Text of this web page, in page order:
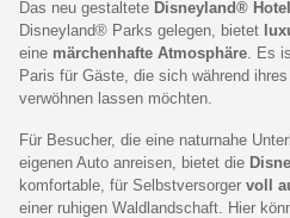
Das neu gestaltete Disneyland® Hotel
Disneyland® Parks gelegen, bietet
eine märchenhafte Atmosphäre . Es
Paris für Gäste, die sich während
verwöhnen lassen möchten.
Für Besucher, die eine naturnahe
eigenen Auto anreisen, bietet die
komfortable, für Selbstversorger voll
einer ruhigen Waldlandschaft. Hier